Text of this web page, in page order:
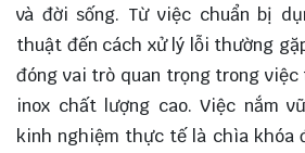
và đời sống. Từ việc chuẩn bị
thuật đến cách xử lý lỗi thường
đóng vai trò quan trọng trong việc
inox chất lượng cao. Việc nắm
kinh nghiệm thực tế là chìa khóa